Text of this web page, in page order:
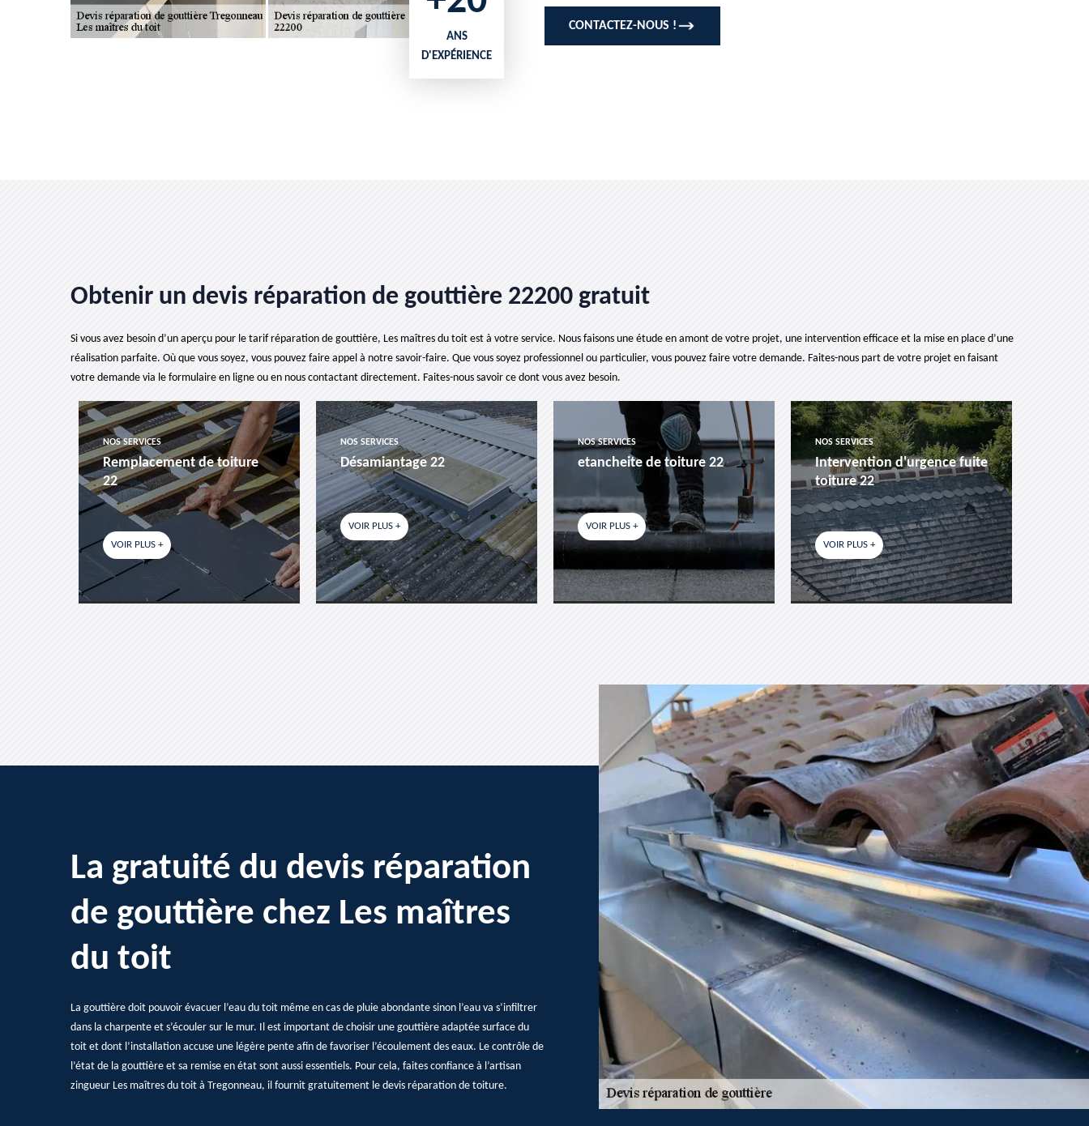
ANS
D'EXPÉRIENCE
CONTACTEZ-NOUS !
Obtenir un devis réparation de gouttière 22200 gratuit
Si vous avez besoin d’un aperçu pour le tarif réparation de gouttière, Les maîtres du toit est à votre service. Nous faisons une étude en amont de votre projet, une intervention efficace et la mise en place d’une
réalisation parfaite. Où que vous soyez, vous pouvez faire appel à notre savoir-faire. Que vous soyez professionnel ou particulier, vous pouvez faire votre demande. Faites-nous part de votre projet en faisant
votre demande via le formulaire en ligne ou en nous contactant directement. Faites-nous savoir ce dont vous avez besoin.
NOS SERVICES
Remplacement de toiture
22
VOIR PLUS +
NOS SERVICES
Désamiantage 22
VOIR PLUS +
NOS SERVICES
etancheite de toiture 22
VOIR PLUS +
NOS SERVICES
Intervention d'urgence fuite
toiture 22
VOIR PLUS +
La gratuité du devis réparation
de gouttière chez Les maîtres
du toit
La gouttière doit pouvoir évacuer l’eau du toit même en cas de pluie abondante sinon l’eau va s’infiltrer
dans la charpente et s’écouler sur le mur. Il est important de choisir une gouttière adaptée surface du
toit et dont l’installation accuse une légère pente afin de favoriser l’écoulement des eaux. Le contrôle de
l’état de la gouttière et sa remise en état sont aussi essentiels. Pour cela, faites confiance à l’artisan
zingueur Les maîtres du toit à Tregonneau, il fournit gratuitement le devis réparation de toiture.